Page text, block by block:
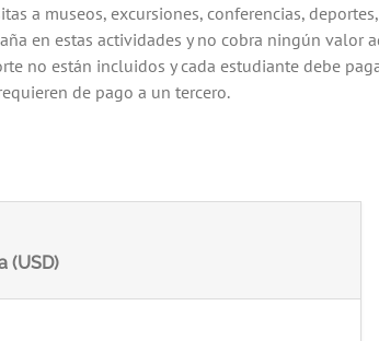
a museos, excursiones, conferencias,
en estas actividades y no cobra ningún valor
no están incluidos y cada estudiante debe
de pago a un tercero.
(USD)